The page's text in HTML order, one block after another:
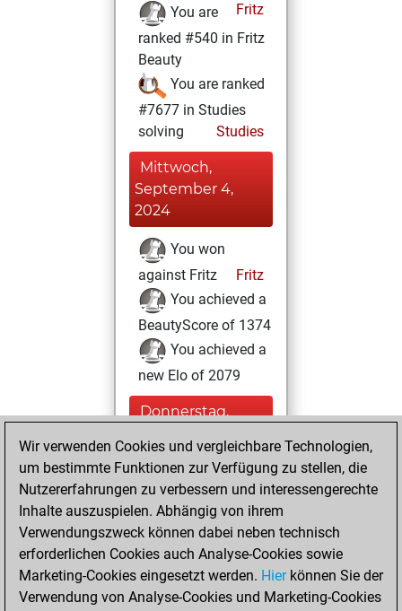
Fritz
You are
ranked #540 in Fritz
Beauty
You are ranked
#7677 in Studies
solving
Studies
Mittwoch,
September 4,
2024
You won
against Fritz
Fritz
You achieved a
BeautyScore of 1374
You achieved a
new Elo of 2079
Donnerstag,
2021
You created
your Studies account
Studies
Donnerstag,
November 26,
2020
Wir verwenden Cookies und vergleichbare Technologien,
um bestimmte Funktionen zur Verfügung zu stellen, die
Nutzererfahrungen zu verbessern und interessengerechte
Inhalte auszuspielen. Abhängig von ihrem
Verwendungszweck können dabei neben technisch
erforderlichen Cookies auch Analyse-Cookies sowie
Marketing-Cookies eingesetzt werden. Hierkönnen Sie der
Verwendung von Analyse-Cookies und Marketing-Cookies